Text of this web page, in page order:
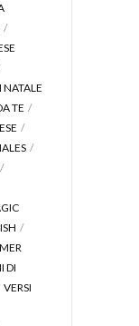
NATALE
TE
DI
VERSI